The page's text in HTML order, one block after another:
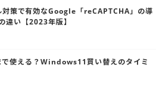
対策で有効なGoogle「reCAPTCHA」の導
い【2023年版】
使える？Windows11買い替えのタイミ